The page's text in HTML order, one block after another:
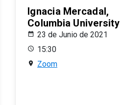
Ignacia Mercadal,
Columbia University
23 de Junio de 2021
15:30
Zoom